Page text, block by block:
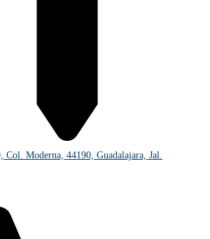
Moderna, 44190, Guadalajara, Jal.